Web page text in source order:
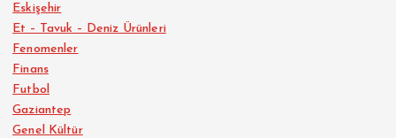
Eskişehir
Et – Tavuk – Deniz Ürünleri
Fenomenler
Finans
Futbol
Gaziantep
Genel Kültür